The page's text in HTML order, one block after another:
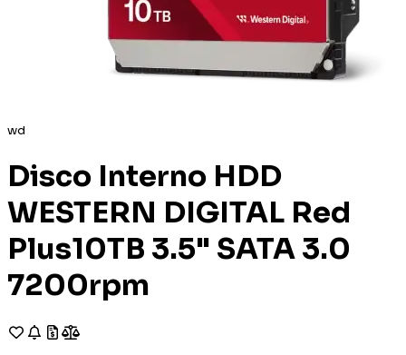
wd
Disco Interno HDD
WESTERN DIGITAL Red
Plus10TB 3.5" SATA 3.0
7200rpm